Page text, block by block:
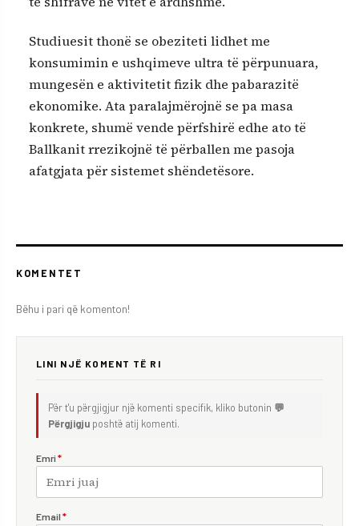
Studiuesit thonë se obeziteti lidhet me
konsumimin e ushqimeve ultra të përpunuara,
mungesën e aktivitetit fizik dhe pabarazitë
ekonomike. Ata paralajmërojnë se pa masa
konkrete, shumë vende përfshirë edhe ato të
Ballkanit rrezikojnë të përballen me pasoja
afatgjata për sistemet shëndetësore.
KOMENTET
Bëhu i pari që komenton!
LINI NJË KOMENT TË RI
Për t'u përgjigjur një komenti specifik, kliko butonin 💬
Përgjigju poshtë atij komenti.
Emri *
Email *